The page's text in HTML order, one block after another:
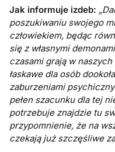
Jak informuje izdeb:
poszukiwaniu swojego
człowiekiem, będąc
się z własnymi
czasami grają w
łaskawe dla osób
zaburzeniami
pełen szacunku dla tej
potrzebuje znajdzie tu
przypomnienie, że na
czekają już szczęśliwe